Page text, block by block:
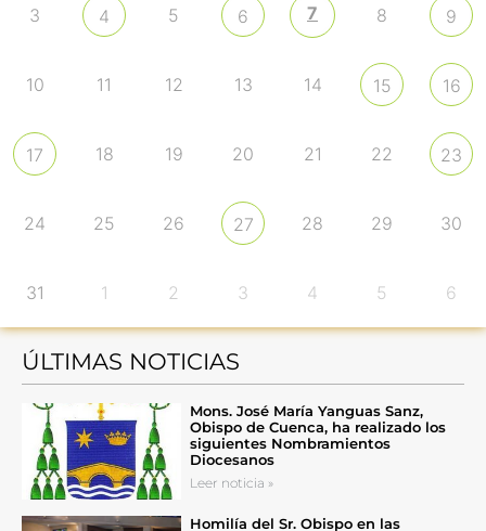
3 4 5 6 7 8 9
10 11 12 13 14 15 16
17 18 19 20 21 22 23
24 25 26 27 28 29 30
31 1 2 3 4 5 6
ÚLTIMAS NOTICIAS
Mons. José María Yanguas Sanz,
Obispo de Cuenca, ha realizado los
siguientes Nombramientos
Diocesanos
Leer noticia »
Homilía del Sr. Obispo en las